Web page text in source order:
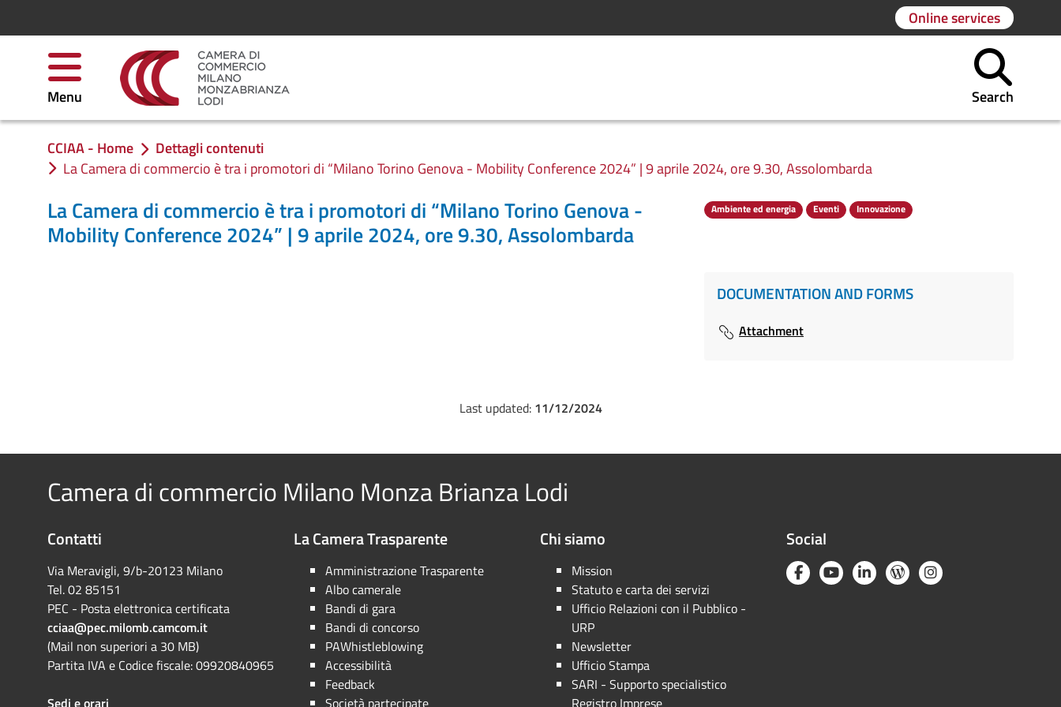
Online services
Menu Search
You are in:
CCIAA - Home
Dettagli contenuti
La Camera di commercio è tra i promotori di “Milano Torino Genova - Mobility Conference 2024” | 9 aprile 2024, ore 9.30, Assolombarda
La Camera di commercio è tra i promotori di “Milano Torino Genova -
Mobility Conference 2024” | 9 aprile 2024, ore 9.30, Assolombarda
Ambiente ed energia Eventi Innovazione
DOCUMENTATION AND FORMS
Attachment
Last updated: 11/12/2024
Camera di commercio Milano Monza Brianza Lodi
Contatti
Via Meravigli, 9/b-20123 Milano
Tel. 02 85151
PEC - Posta elettronica certificata
cciaa@pec.milomb.camcom.it
(Mail non superiori a 30 MB)
Partita IVA e Codice fiscale: 09920840965
Sedi e orari
La Camera Trasparente
Amministrazione Trasparente
Albo camerale
Bandi di gara
Bandi di concorso
PAWhistleblowing
Accessibilità
Feedback
Società partecipate
Chi siamo
Mission
Statuto e carta dei servizi
Ufficio Relazioni con il Pubblico -
URP
Newsletter
Ufficio Stampa
SARI - Supporto specialistico
Registro Imprese
Social